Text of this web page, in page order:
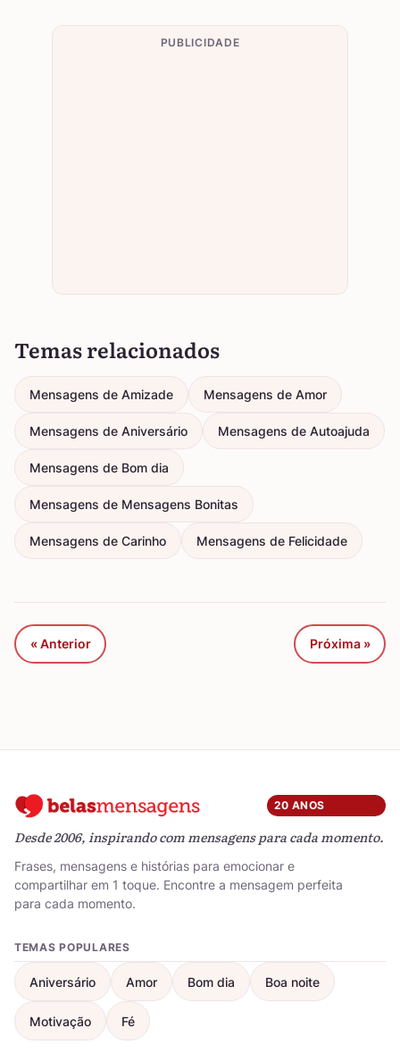
PUBLICIDADE
Temas relacionados
Mensagens de Amizade Mensagens de Amor
Mensagens de Aniversário Mensagens de Autoajuda
Mensagens de Bom dia
Mensagens de Mensagens Bonitas
Mensagens de Carinho Mensagens de Felicidade
« Anterior Próxima »
20 ANOS
Desde 2006, inspirando com mensagens para cada momento.
Frases, mensagens e histórias para emocionar e
compartilhar em 1 toque. Encontre a mensagem perfeita
para cada momento.
TEMAS POPULARES
Aniversário Amor Bom dia Boa noite
Motivação Fé